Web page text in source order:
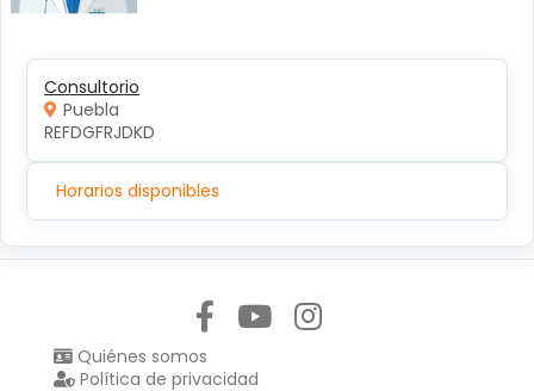
Consultorio
Puebla
REFDGFRJDKD
Horarios disponibles
Quiénes somos
Política de privacidad